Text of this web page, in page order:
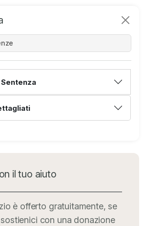
il tuo aiuto
è offerto gratuitamente, se
con una donazione